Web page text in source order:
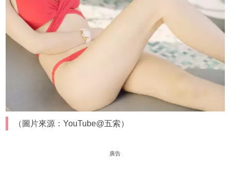
（圖片來源：YouTube@五索）
廣告